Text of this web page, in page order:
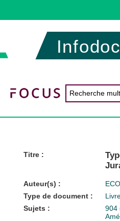
Titre :
Auteur(s) :
Type de document :
Sujets :
904